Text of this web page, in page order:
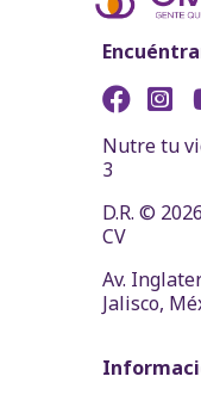
Nutre tu
3
D.R. ©
CV
Av.
Jalisco,